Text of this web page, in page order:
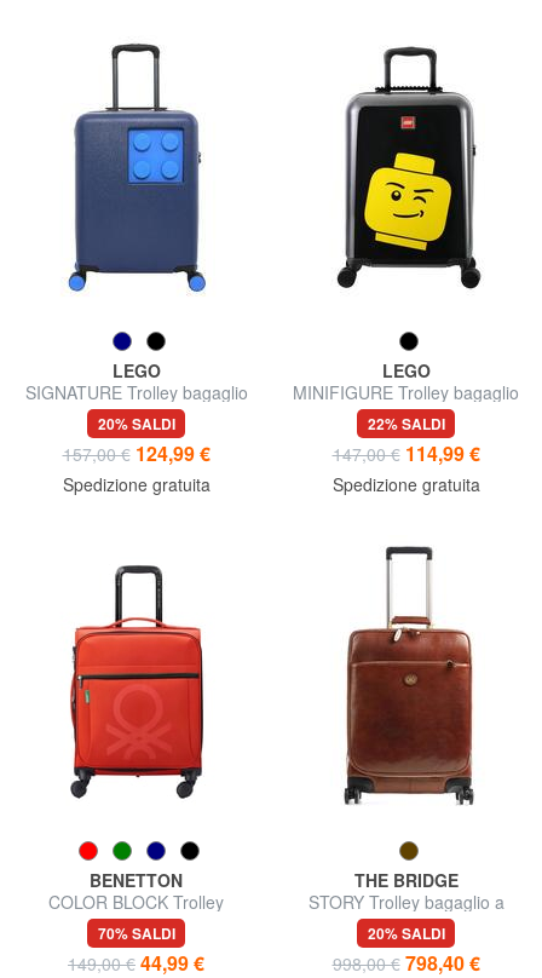
LEGO
SIGNATURE Trolley bagaglio
a mano
20% SALDI
157,00 € 124,99 €
Spedizione gratuita
LEGO
MINIFIGURE Trolley bagaglio
a mano
22% SALDI
147,00 € 114,99 €
Spedizione gratuita
BENETTON
COLOR BLOCK Trolley
bagaglio a mano, espandibile
70% SALDI
149,00 € 44,99 €
THE BRIDGE
STORY Trolley bagaglio a
mano, in pelle
20% SALDI
998,00 € 798,40 €